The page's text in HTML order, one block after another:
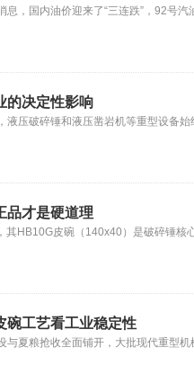
，国内油价迎来了“三连跌”，92号
的决定性影响
液压破碎锤和液压凿岩机等重型设备
品才是硬道理
HB10G皮碗（140x40）是破碎锤
碗工艺看工业稳定性
与夏粮抢收全面铺开，大批现代重型